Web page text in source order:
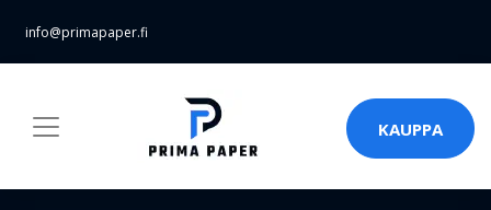
info@primapaper.fi
KAUPPA